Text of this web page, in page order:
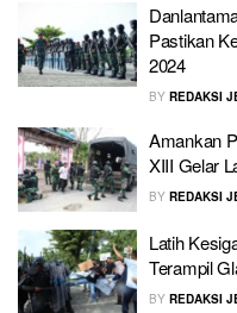
Pastikan
2024
BY REDAKSI
Amankan
XIII Gelar
BY REDAKSI
Latih
Terampil
BY REDAKSI